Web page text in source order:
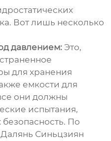
Вот лишь несколько
давлением: Это,
для хранения
емкости для
они должны
испытания,
безопасность. По
Синьцзиян